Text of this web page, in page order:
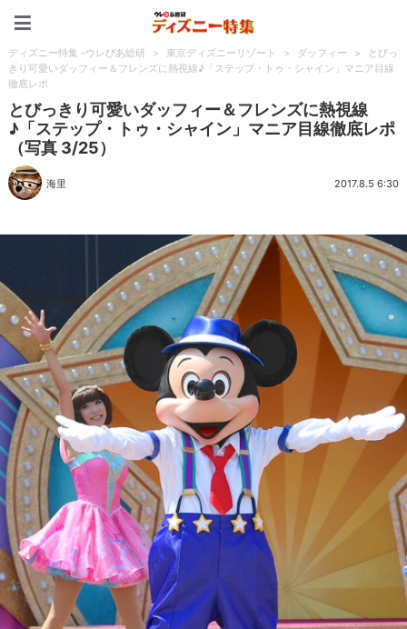
ディズニー特集 -ウレぴあ総研 > 東京ディズニーリゾート > ダッフィー >
とびっ
きり可愛いダッフィー＆フレンズに熱視線♪「ステップ・トゥ・シャイン」マニア目線
徹底レポ
とびっきり可愛いダッフィー＆フレンズに熱視線
♪「ステップ・トゥ・シャイン」マニア目線徹底レポ
（写真 3/25）
海里 2017.8.5 6:30